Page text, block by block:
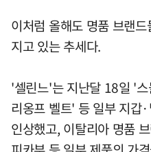
이처럼 올해도 명품 브랜
지고 있는 추세다.
'셀린느'는 지난달 18일 '
리옹프 벨트' 등 일부 지갑
인상했고, 이탈리아 명품